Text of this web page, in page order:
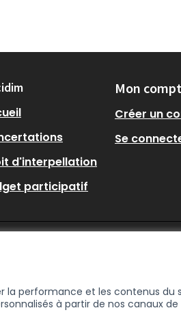
la performance et les contenus du
à partir de nos canaux de
d'interpellation
participatif
Mon
Créer un
Se